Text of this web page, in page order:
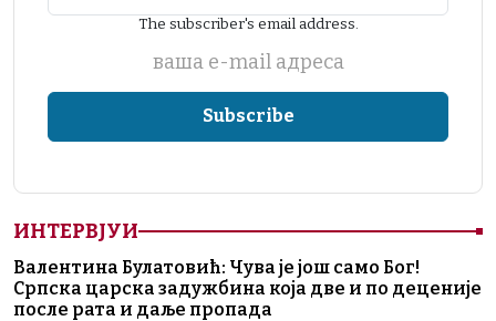
The subscriber's email address.
ваша е-mail адреса
ИНТЕРВЈУИ
Валентина Булатовић: Чува је још само Бог!
Српска царска задужбина која две и по деценије
после рата и даље пропада